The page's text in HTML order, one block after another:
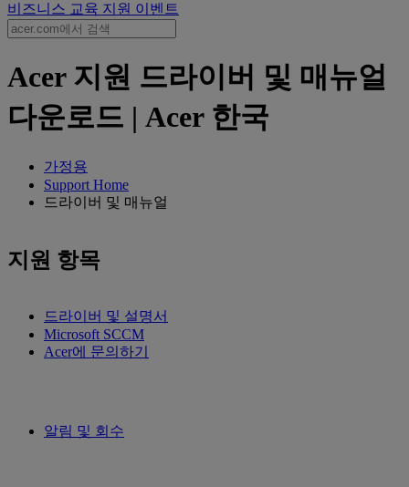
비즈니스 교육 지원 이벤트
Acer 지원 드라이버 및 매뉴얼
다운로드 | Acer 한국
가정용
Support Home
드라이버 및 매뉴얼
지원 항목
드라이버 및 설명서
Microsoft SCCM
Acer에 문의하기
알림 및 회수